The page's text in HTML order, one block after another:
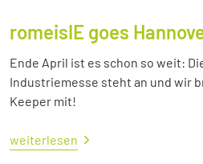
romeisIE goes
Ende April ist es schon so weit:
Industriemesse steht an und wir
Keeper mit!
weiterlesen